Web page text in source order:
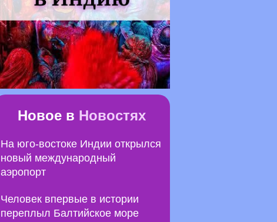
Новое в Новостях
На юго-востоке Индии открылся
новый международный
аэропорт
Человек впервые в истории
переплыл Балтийское море